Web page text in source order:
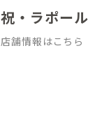
祝・ラポー
店舗情報はこちら